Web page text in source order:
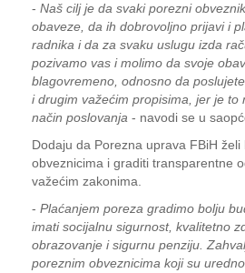
- Naš cilj je da svaki porezni
obaveze, da ih dobrovoljno prijavi i
radnika i da za svaku uslugu izda
pozivamo vas i molimo da svoje
blagovremeno, odnosno da
i drugim važećim propisima, jer je to
način poslovanja - navodi se u
Dodaju da Porezna uprava FBiH
obveznicima i graditi transparentne
važećim zakonima.
- Plaćanjem poreza gradimo bolju
imati socijalnu sigurnost, kvalitetno
obrazovanje i sigurnu penziju.
poreznim obveznicima koji su